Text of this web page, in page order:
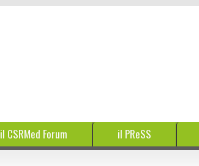
il CSRMed Forum il PReSS